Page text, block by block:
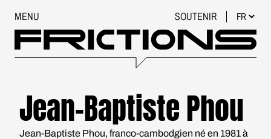
MENU SOUTENIR
Jean-Baptiste Phou
Jean-Baptiste Phou, franco-cambodgien né en 1981 à